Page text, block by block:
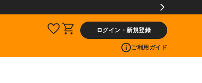
ログイン・新規登録
ご利用ガイド